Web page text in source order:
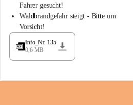
a
d
l
a
Fahrer gesucht!
Waldbrandgefahr steigt - Bitte um
Vorsicht!
Info_Nr. 135
0,6 MB